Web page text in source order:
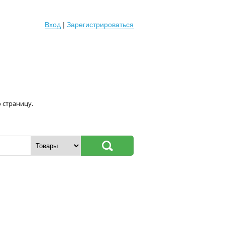
Вход | Зарегистрироваться